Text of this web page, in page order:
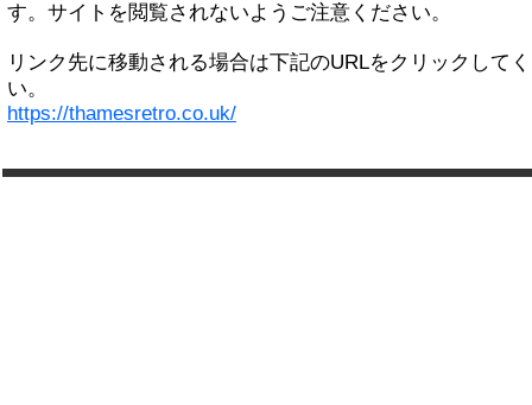
す。サイトを閲覧されないようご注意ください。
リンク先に移動される場合は下記のURLをクリックして
い。
https://thamesretro.co.uk/